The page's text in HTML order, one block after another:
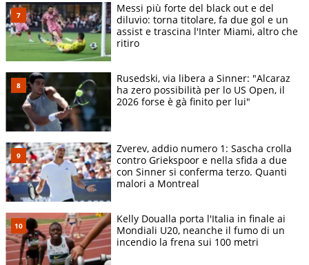
Messi più forte del black out e del
diluvio: torna titolare, fa due gol e un
assist e trascina l'Inter Miami, altro che
ritiro
Rusedski, via libera a Sinner: "Alcaraz
ha zero possibilità per lo US Open, il
2026 forse è gà finito per lui"
Zverev, addio numero 1: Sascha crolla
contro Griekspoor e nella sfida a due
con Sinner si conferma terzo. Quanti
malori a Montreal
Kelly Doualla porta l'Italia in finale ai
Mondiali U20, neanche il fumo di un
incendio la frena sui 100 metri